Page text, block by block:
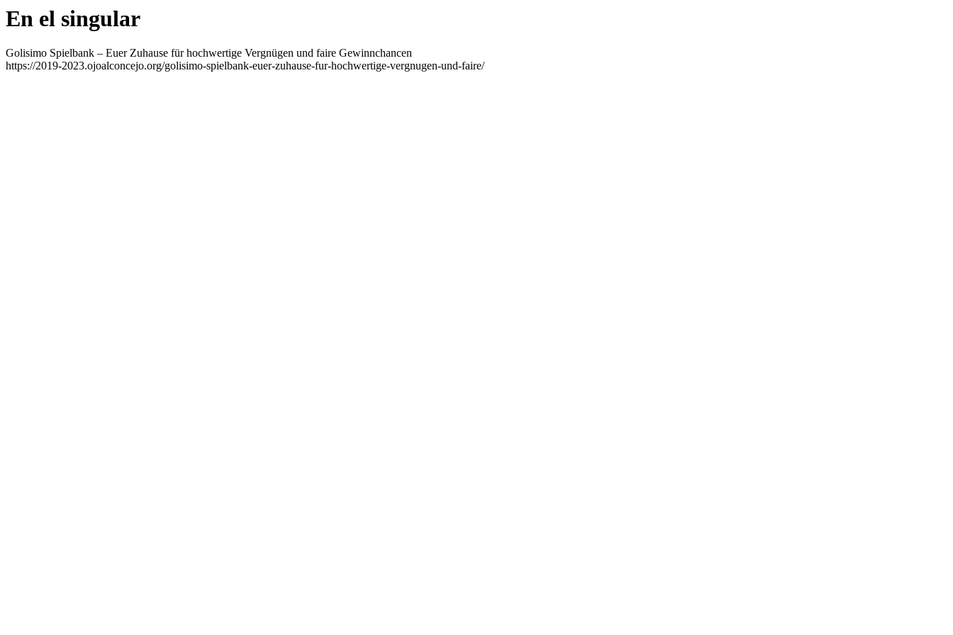
En el singular
Golisimo Spielbank – Euer Zuhause für hochwertige Vergnügen und faire Gewinnchancen
https://2019-2023.ojoalconcejo.org/golisimo-spielbank-euer-zuhause-fur-hochwertige-vergnugen-und-faire/